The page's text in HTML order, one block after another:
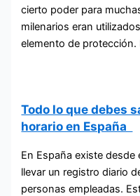
cierto poder para
milenarios eran
elemento de protección.
Todo lo que debes
horario en España
En España existe
llevar un registro diario
personas empleadas.